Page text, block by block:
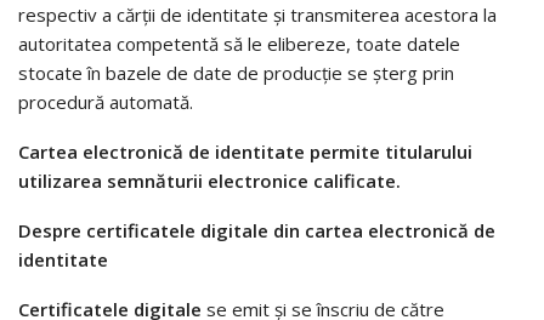
respectiv a cărţii de identitate şi transmiterea acestora la
autoritatea competentă să le elibereze, toate datele
stocate în bazele de date de producţie se şterg prin
procedură automată.
Cartea electronică de identitate permite titularului
utilizarea semnăturii electronice calificate.
Despre certificatele digitale din cartea electronică de
identitate
Certificatele digitale se emit şi se înscriu de către